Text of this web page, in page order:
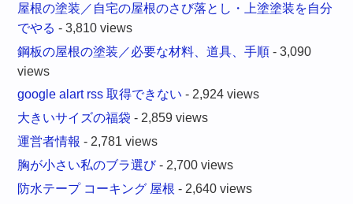
屋根の塗装／自宅の屋根のさび落とし・上塗塗装を自分
でやる - 3,810 views
鋼板の屋根の塗装／必要な材料、道具、手順 - 3,090
views
google alart rss 取得できない - 2,924 views
大きいサイズの福袋 - 2,859 views
運営者情報 - 2,781 views
胸が小さい私のブラ選び- 2,700 views
防水テープ コーキング 屋根 - 2,640 views